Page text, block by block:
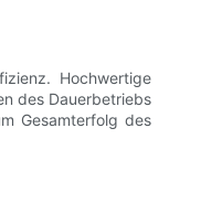
Hochwertige
des Dauerbetriebs
Gesamterfolg des